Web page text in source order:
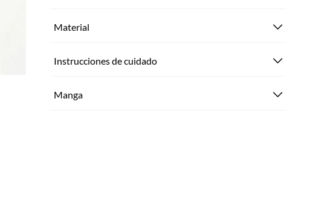
Material
Instrucciones de cuidado
Manga